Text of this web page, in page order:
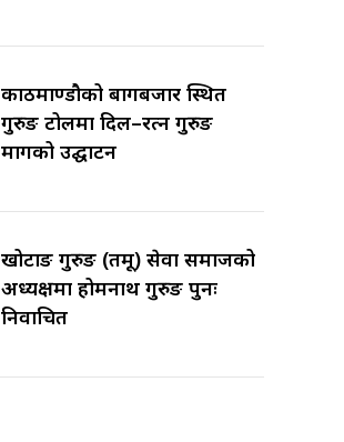
काठमाण्डौको बागबजार स्थित
गुरुङ टोलमा दिल–रत्न गुरुङ
मार्गको उद्घाटन
खोटाङ गुरुङ (तमू) सेवा समाजको
अध्यक्षमा होमनाथ गुरुङ पुनः
निर्वाचित